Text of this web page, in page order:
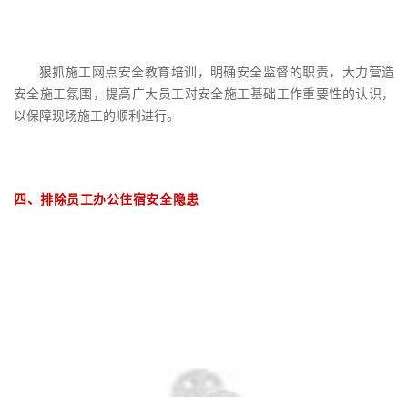
狠抓施工网点安全教育培训，明确安全监督的职责，大力营造
安全施工氛围，提高广大员工对安全施工基础工作重要性的认识，
以保障现场施工的顺利进行。
四、排除员工办公住宿安全隐患